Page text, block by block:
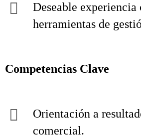
Deseable experiencia
herramientas de
Competencias Clave
Orientación a
comercial.